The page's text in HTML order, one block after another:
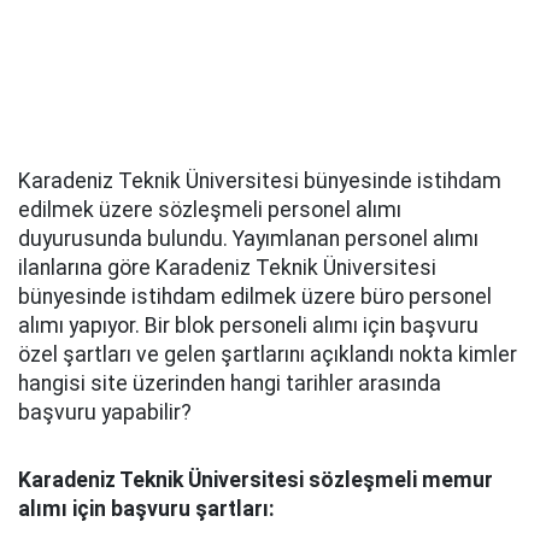
Karadeniz Teknik Üniversitesi bünyesinde istihdam
edilmek üzere sözleşmeli personel alımı
duyurusunda bulundu. Yayımlanan personel alımı
ilanlarına göre Karadeniz Teknik Üniversitesi
bünyesinde istihdam edilmek üzere büro personel
alımı yapıyor. Bir blok personeli alımı için başvuru
özel şartları ve gelen şartlarını açıklandı nokta kimler
hangisi site üzerinden hangi tarihler arasında
başvuru yapabilir?
Karadeniz Teknik Üniversitesi sözleşmeli memur
alımı için başvuru şartları: